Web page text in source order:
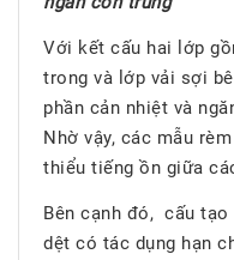
Với kết cấu hai lớp
trong và lớp vải sợi
phần cản nhiệt và
Nhờ vậy, các mẫu
thiểu tiếng ồn giữa
Bên cạnh đó, cấu
dệt có tác dụng hạn